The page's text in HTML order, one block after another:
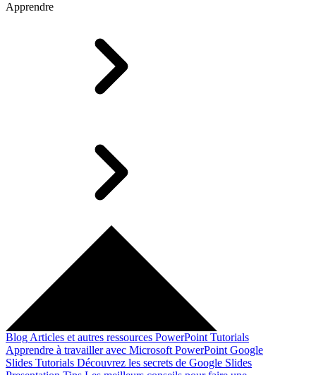
Apprendre
Blog Articles et autres ressources PowerPoint Tutorials
Apprendre à travailler avec Microsoft PowerPoint Google
Slides Tutorials Découvrez les secrets de Google Slides